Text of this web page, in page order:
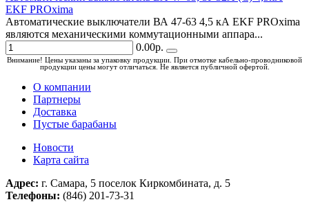
EKF PROxima
Автоматические выключатели ВА 47-63 4,5 кА EKF PROxima
являются механическими коммутационными аппара...
0.00р.
Внимание! Цены указаны за упаковку продукции. При отмотке кабельно-проводниковой
продукции цены могут отличаться. Не является публичной офертой.
О компании
Партнеры
Доставка
Пустые барабаны
Новости
Карта сайта
Адрес: г. Самара, 5 поселок Киркомбината, д. 5
Телефоны: (846) 201-73-31